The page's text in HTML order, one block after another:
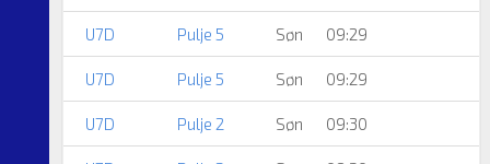
U7D Pulje 5 Søn 09:29
U7D Pulje 5 Søn 09:29
U7D Pulje 2 Søn 09:30